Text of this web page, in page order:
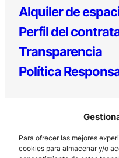
Para ofrecer las mejores
cookies para almacenar y/o
Alquiler de
Perfil del
Transparencia
Política